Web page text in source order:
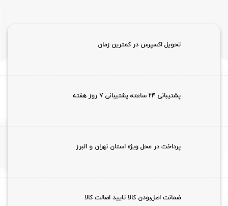
تحویل اکسپرس در کمترین زمان
پشتیبانی ۲۴ ساعته پشتیبانی 7 روز هفته
پرداخت در محل ویژه استان تهران و البرز
ضمانت اصل‌بودن کالا تایید اصالت کالا